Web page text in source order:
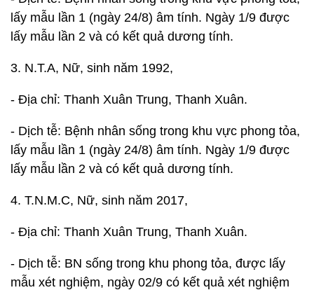
lấy mẫu lần 1 (ngày 24/8) âm tính. Ngày 1/9 được
lấy mẫu lần 2 và có kết quả dương tính.
3. N.T.A, Nữ, sinh năm 1992,
- Địa chỉ: Thanh Xuân Trung, Thanh Xuân.
- Dịch tễ: Bệnh nhân sống trong khu vực phong tỏa,
lấy mẫu lần 1 (ngày 24/8) âm tính. Ngày 1/9 được
lấy mẫu lần 2 và có kết quả dương tính.
4. T.N.M.C, Nữ, sinh năm 2017,
- Địa chỉ: Thanh Xuân Trung, Thanh Xuân.
- Dịch tễ: BN sống trong khu phong tỏa, được lấy
mẫu xét nghiệm, ngày 02/9 có kết quả xét nghiệm